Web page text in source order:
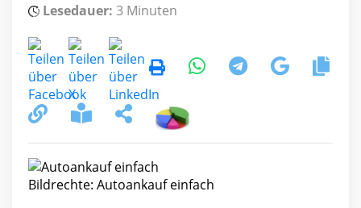
Lesedauer: 3 Minuten
Bildrechte: Autoankauf einfach